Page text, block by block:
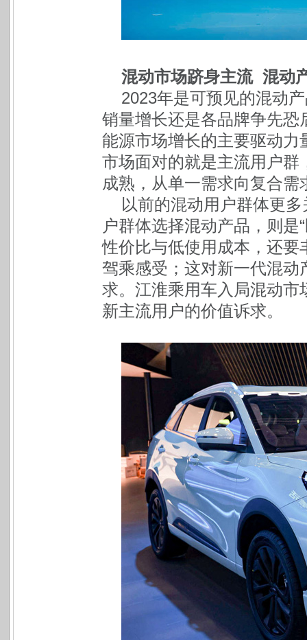
混动市场跻身主流 混动
2023年是可预见的混动
销量增长还是各品牌争先
能源市场增长的主要驱动
市场面对的就是主流用户
成熟，从单一需求向复合
以前的混动用户群体更
户群体选择混动产品，则是
性价比与低使用成本，还
驾乘感受；这对新一代混
求。江淮乘用车入局混动
新主流用户的价值诉求。